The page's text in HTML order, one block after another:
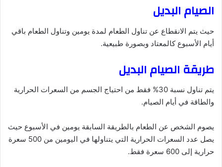
الصيام البديل
حيث يتم الانقطاع عن تناول الطعام لمدة يومين وتناول الطعام باقي
أيام الأسبوع كالمعتاد وبصورة طبيعية.
طريقة الصيام البديل
يتم تناول نسبة 30% فقط من احتياج الجسم من السعرات الحرارية
والطاقة في أيام الصيام.
يصوم الشخص عن الطعام بالطريقة السابقة يومين في الأسبوع حيث
يصل عدد السعرات الحرارية التي يتناولها في اليومين من 500 سعرة
حرارية إلى 600 سعرة فقط.